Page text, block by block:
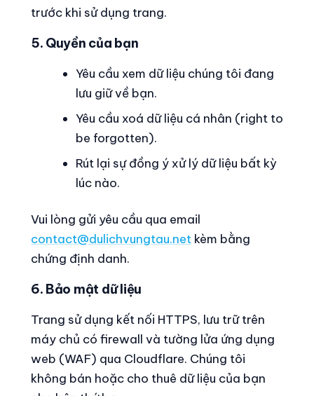
trước khi sử dụng trang.
5. Quyền của bạn
Yêu cầu xem dữ liệu chúng tôi đang
lưu giữ về bạn.
Yêu cầu xoá dữ liệu cá nhân (right to
be forgotten).
Rút lại sự đồng ý xử lý dữ liệu bất kỳ
lúc nào.
Vui lòng gửi yêu cầu qua email
contact@dulichvungtau.netkèm bằng
chứng định danh.
6. Bảo mật dữ liệu
Trang sử dụng kết nối HTTPS, lưu trữ trên
máy chủ có firewall và tường lửa ứng dụng
web (WAF) qua Cloudflare. Chúng tôi
không bán hoặc cho thuê dữ liệu của bạn